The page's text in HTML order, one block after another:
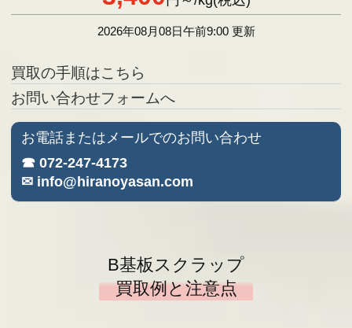
2026年08月08日午前9:00 更新
買取の手順はこちら
お問い合わせフォームへ
お電話またはメールでのお問い合わせ
☎ 072-247-4173
✉ info@hiranoyasan.com
B基板スクラップ
買取例と注意点